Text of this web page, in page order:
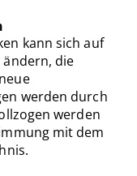
kann sich auf
die
werden durch
werden
mit dem